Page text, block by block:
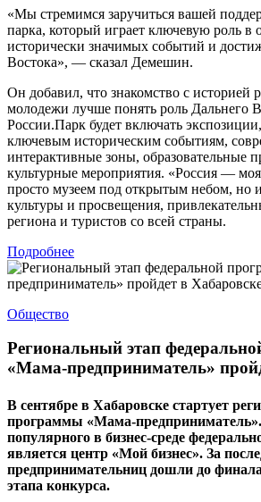
«Мы стремимся заручиться вашей
парка, который играет ключевую роль в
исторически значимых событий и
Востока», — сказал Демешин.
Он добавил, что знакомство с историей
молодежи лучше понять роль Дальнего
России.Парк будет включать
ключевым историческим событиям,
интерактивные зоны, образовательные
культурные мероприятия. «Россия — моя
просто музеем под открытым небом,
культуры и просвещения,
региона и туристов со всей страны.
Подробнее
Общество
Региональный этап
«Мама-предприниматель»
В сентябре в Хабаровске стартует
программы «Мама-
популярного в бизнес-среде
является центр «Мой бизнес». За
предпринимательниц дошли до
этапа конкурса.